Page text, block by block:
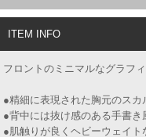
ITEM INFO
フロントのミニマルなグラフ
●精細に表現された胸元のス
●背中には抜け感のある手書き
●肌触りが良くヘビーウェイ